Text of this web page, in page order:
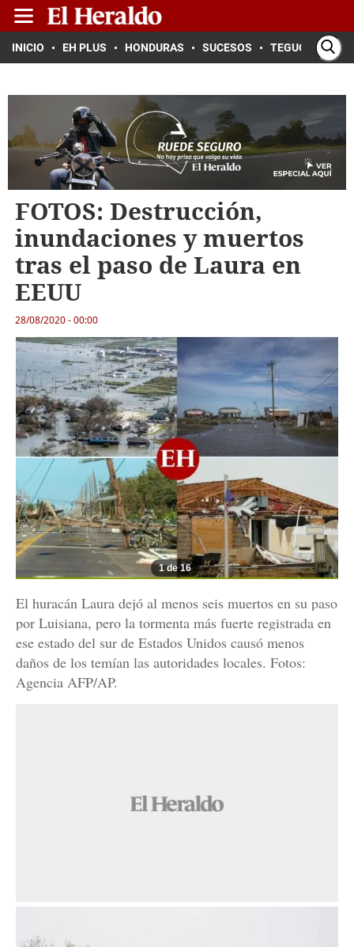
INICIO EH PLUS HONDURAS SUCESOS TEGUCIGALPA
FOTOS: Destrucción,
inundaciones y muertos
tras el paso de Laura en
EEUU
28/08/2020 - 00:00
1 de 16
El huracán Laura dejó al menos seis muertos en su paso
por Luisiana, pero la tormenta más fuerte registrada en
ese estado del sur de Estados Unidos causó menos
daños de los temían las autoridades locales. Fotos:
Agencia AFP/AP.